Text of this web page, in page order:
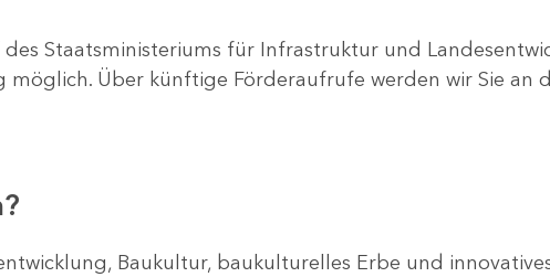
Staatsministeriums für Infrastruktur und
Über künftige Förderaufrufe werden wir Sie an
Baukultur, baukulturelles Erbe und